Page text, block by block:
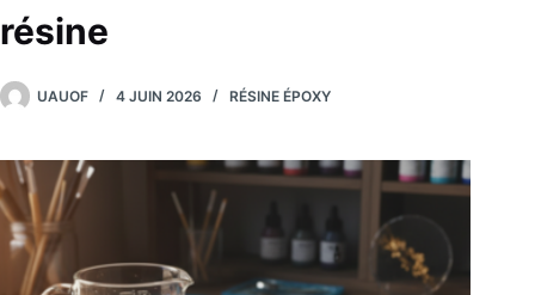
résine
UAUOF 4 JUIN 2026 RÉSINE ÉPOXY